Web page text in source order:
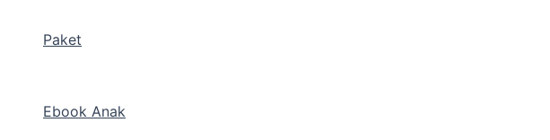
Paket
Ebook Anak